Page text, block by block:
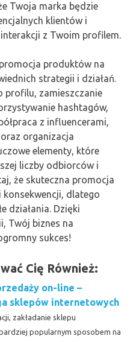
Twoja marka będzie
klientów i
z Twoim profilem.
produktów na
strategii i działań.
profilu, zamieszczanie
hashtagów,
z influencerami,
organizacja
elementy, które
liczby odbiorców i
że skuteczna promocja
dlatego
działania. Dzięki
Twój biznes na
sukces!
Cię Również:
on-line –
sklepów internetowych
zakładanie sklepu
popularnym sposobem na